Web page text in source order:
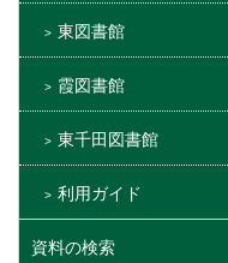
東図書館
霞図書館
東千田図書館
利用ガイド
資料の検索